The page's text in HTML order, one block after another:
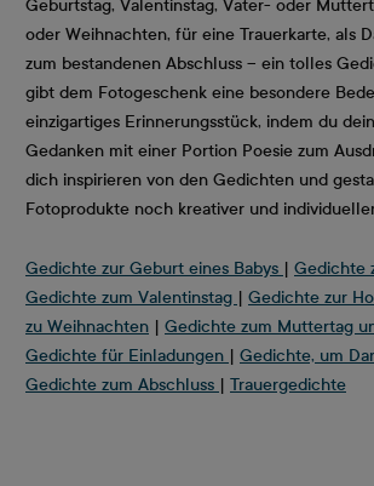
Geburtstag, Valentinstag, Vater- oder
oder Weihnachten, für eine Trauerkarte, als
zum bestandenen Abschluss – ein tolles
gibt dem Fotogeschenk eine besondere
einzigartiges Erinnerungsstück, indem du
Gedanken mit einer Portion Poesie zum
dich inspirieren von den Gedichten und
Fotoprodukte noch kreativer und
Gedichte zur Geburt eines Babys | Gedichte
Gedichte zum Valentinstag | Gedichte zur
zu Weihnachten | Gedichte zum Muttertag
Gedichte für Einladungen | Gedichte, um
Gedichte zum Abschluss | Trauergedichte